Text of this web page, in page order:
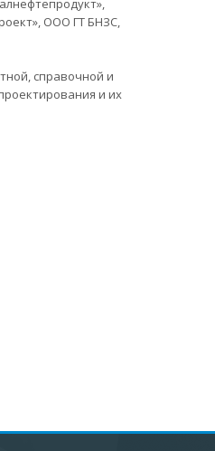
ООО ГТ БНЗС,
справочной и
и их